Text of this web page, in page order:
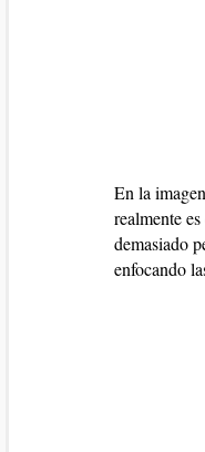
En la
realmente
demasiado
enfocando